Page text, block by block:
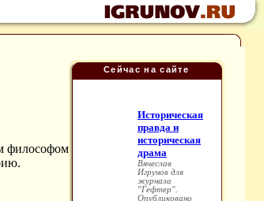
Сейчас на сайте
философом